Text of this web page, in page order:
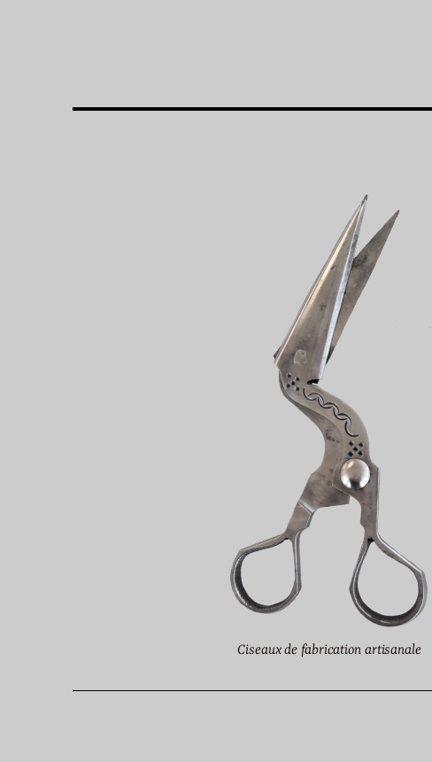
Ciseaux de fabrication artisanale